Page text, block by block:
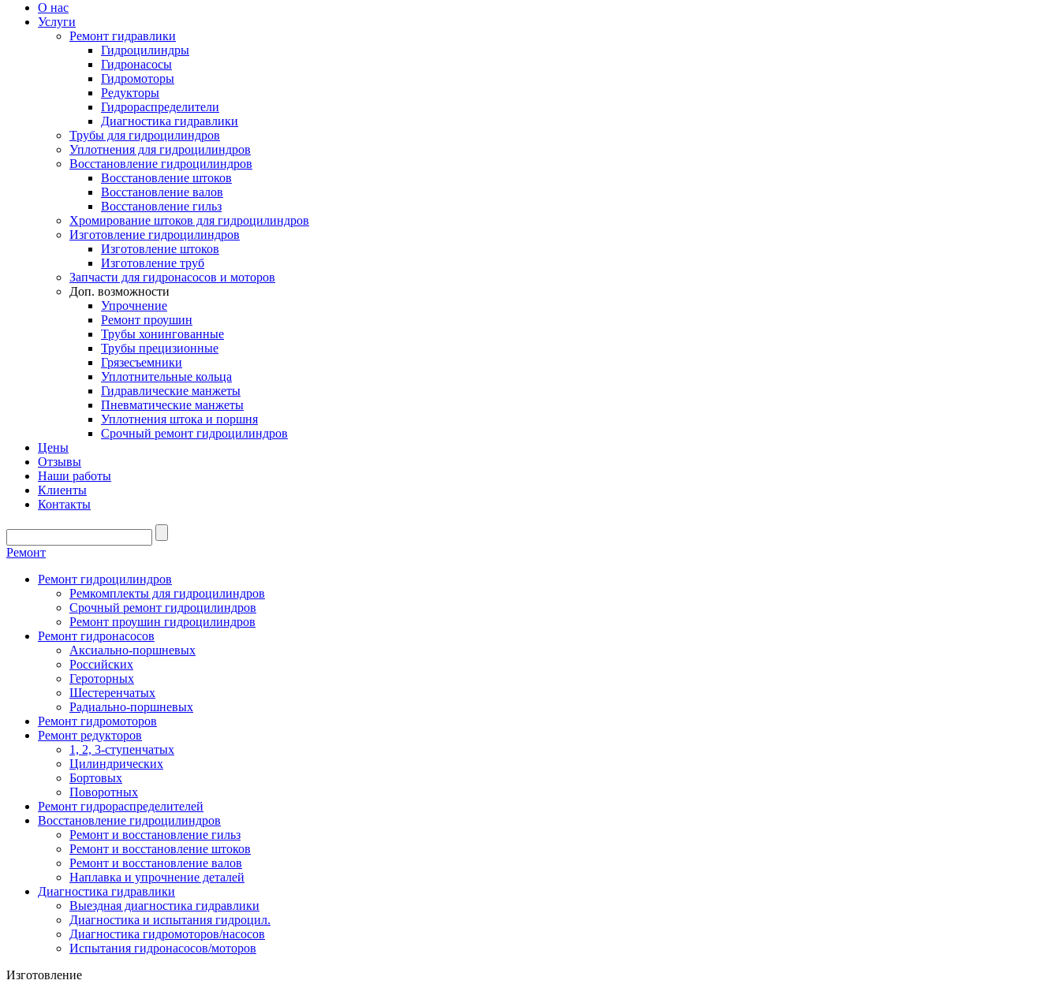
О нас
Услуги
Ремонт гидравлики
Гидроцилиндры
Гидронасосы
Гидромоторы
Редукторы
Гидрораспределители
Диагностика гидравлики
Трубы для гидроцилиндров
Уплотнения для гидроцилиндров
Восстановление гидроцилиндров
Восстановление штоков
Восстановление валов
Восстановление гильз
Хромирование штоков для гидроцилиндров
Изготовление гидроцилиндров
Изготовление штоков
Изготовление труб
Запчасти для гидронасосов и моторов
Доп. возможности
Упрочнение
Ремонт проушин
Трубы хонингованные
Трубы прецизионные
Грязесъемники
Уплотнительные кольца
Гидравлические манжеты
Пневматические манжеты
Уплотнения штока и поршня
Срочный ремонт гидроцилиндров
Цены
Отзывы
Наши работы
Клиенты
Контакты
Ремонт
Ремонт гидроцилиндров
Ремкомплекты для гидроцилиндров
Срочный ремонт гидроцилиндров
Ремонт проушин гидроцилиндров
Ремонт гидронасосов
Аксиально-поршневых
Российских
Героторных
Шестеренчатых
Радиально-поршневых
Ремонт гидромоторов
Ремонт редукторов
1, 2, 3-ступенчатых
Цилиндрических
Бортовых
Поворотных
Ремонт гидрораспределителей
Восстановление гидроцилиндров
Ремонт и восстановление гильз
Ремонт и восстановление штоков
Ремонт и восстановление валов
Наплавка и упрочнение деталей
Диагностика гидравлики
Выездная диагностика гидравлики
Диагностика и испытания гидроцил.
Диагностика гидромоторов/насосов
Испытания гидронасосов/моторов
Изготовление